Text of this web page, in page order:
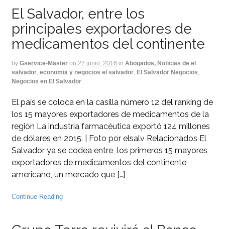
El Salvador, entre los
principales exportadores de
medicamentos del continente
by Gservice-Master on 22 junio, 2016 in Abogados, Noticias de el
salvador, economia y negocios el salvador, El Salvador Negocios
Negocios en El Salvador
El país se coloca en la casilla número 12 del ranking de
los 15 mayores exportadores de medicamentos de la
región La industria farmacéutica exportó 124 millones
de dólares en 2015. | Foto por elsalv Relacionados El
Salvador ya se codea entre los primeros 15 mayores
exportadores de medicamentos del continente
americano, un mercado que […]
Continue Reading